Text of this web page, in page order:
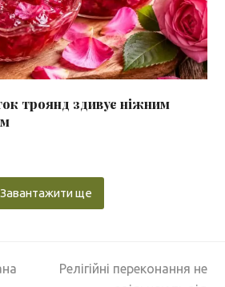
троянд здивує ніжним
Завантажити ще
next
Релігійні переконання не